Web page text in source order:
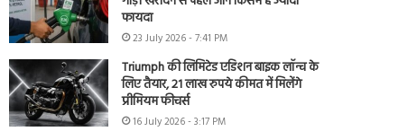
फायदा
23 July 2026 - 7:41 PM
Triumph की लिमिटेड एडिशन बाइक लॉन्च के
लिए तैयार, 21 लाख रुपये कीमत में मिलेंगे
प्रीमियम फीचर्स
16 July 2026 - 3:17 PM